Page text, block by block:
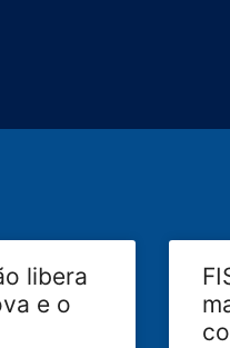
libera
e o